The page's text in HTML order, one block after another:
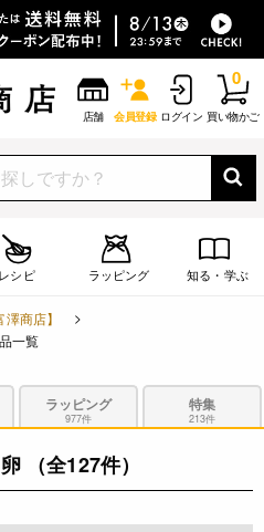
店舗 会員登録 ログイン 買い物かご
0
レシピ ラッピング 知る・学ぶ
商店】
一覧
ラッピング
977件
特集
213件
（全127件）